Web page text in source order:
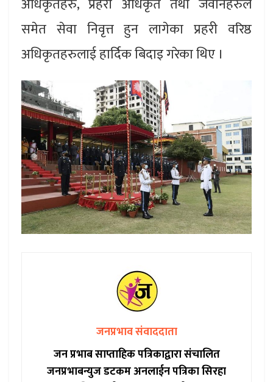
समेत सेवा निवृत्त हुन लागेका प्रहरी वरिष्ठ
अधिकृतहरुलाई हार्दिक बिदाइ गरेका थिए ।
जनप्रभाव संवाददाता
जन प्रभाब साप्ताहिक पत्रिकाद्वारा संचालित
जनप्रभाबन्युज डटकम अनलाईन पत्रिका सिरहा